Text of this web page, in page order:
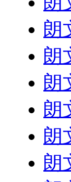
朗
朗
朗
朗
朗
朗